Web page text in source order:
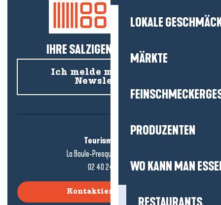
LOKALE
MÄRKTE
PRODUZENTEN
WO KANN MAN
IHRE SALZIGEN NEUIGKEITEN!
Ich melde mich für den
Newsletter an
Tourismusbüro
La Baule-Presqu'île de Guérande
02 40 24 34 44
Kontaktieren Sie uns